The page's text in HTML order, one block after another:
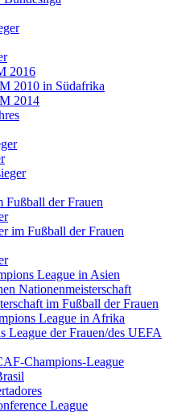
2016
2010 in Südafrika
2014
Fußball der Frauen
im Fußball der Frauen
League in Asien
Nationenmeisterschaft
im Fußball der Frauen
League in Afrika
League der Frauen/des UEFA
Champions-League
League